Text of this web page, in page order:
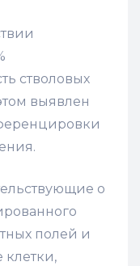
стволовых
выявлен
о
полей и